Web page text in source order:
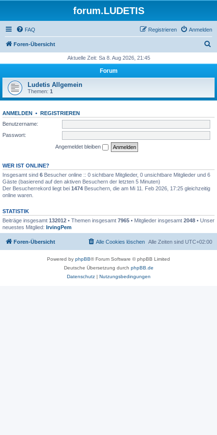
forum.LUDETIS
FAQ Anmelden
Registrieren
Foren-Übersicht
h
Aktuelle Zeit: Sa 8. Aug 2026, 21:45
Forum
Ludetis Allgemein
Themen: 1
ANMELDEN • REGISTRIEREN
Benutzername:
Passwort:
Angemeldet bleiben
WER IST ONLINE?
Insgesamt sind 6 Besucher online :: 0 sichtbare Mitglieder, 0 unsichtbare Mitglieder und 6
Gäste (basierend auf den aktiven Besuchern der letzten 5 Minuten)
Der Besucherrekord liegt bei 1474 Besuchern, die am Mi 11. Feb 2026, 17:25 gleichzeitig
online waren.
STATISTIK
Beiträge insgesamt 132012 • Themen insgesamt 7965 • Mitglieder insgesamt 2048 • Unser
neuestes Mitglied: IrvingPem
Foren-Übersicht Alle Zeiten sind UTC+02:00
Alle Cookies löschen
Powered by phpBB® Forum Software © phpBB Limited
Deutsche Übersetzung durch phpBB.de
Datenschutz| Nutzungsbedingungen